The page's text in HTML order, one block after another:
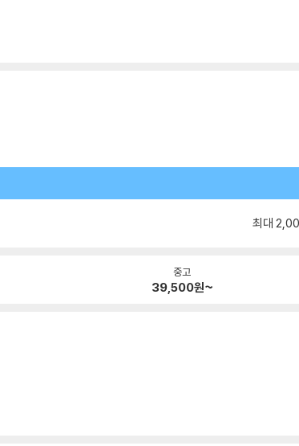
최대
중고
39,500원~